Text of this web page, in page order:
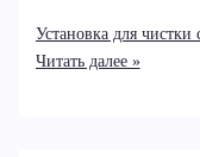
Установка для
Читать далее »